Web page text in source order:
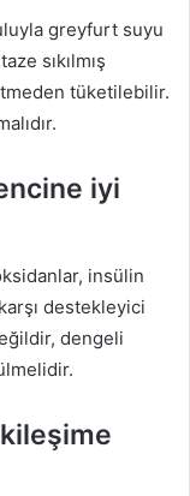
greyfurt suyu
sıkılmış
tüketilebilir.
iyi
insülin
destekleyici
dengeli